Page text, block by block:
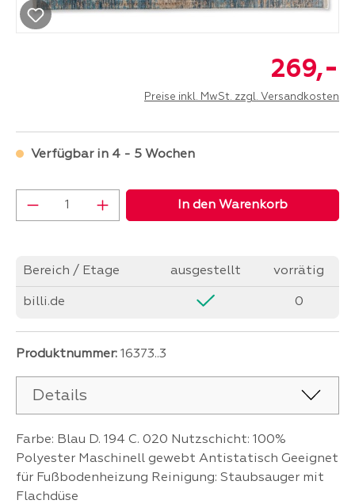
269,-
Preise inkl. MwSt. zzgl. Versandkosten
Verfügbar in 4 - 5 Wochen
Produkt Anzahl: Gib den gewünschten
In den Warenkorb
Bereich / Etage ausgestellt vorrätig
billi.de 0
Produktnummer: 16373..3
Details
Farbe: Blau D. 194 C. 020 Nutzschicht: 100%
Polyester Maschinell gewebt Antistatisch Geeignet
für Fußbodenheizung Reinigung: Staubsauger mit
Flachdüse